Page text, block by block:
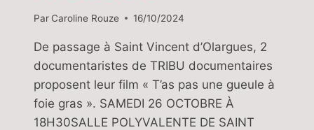
Par Caroline Rouze 16/10/2024
De passage à Saint Vincent d’Olargues, 2
documentaristes de TRIBU documentaires
proposent leur film « T’as pas une gueule à
foie gras ». SAMEDI 26 OCTOBRE À
18H30SALLE POLYVALENTE DE SAINT